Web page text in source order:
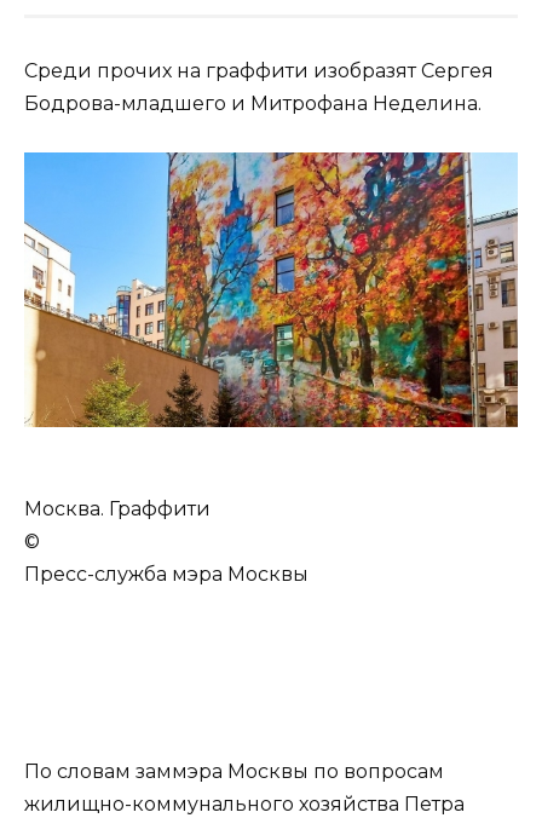
Среди прочих на граффити изобразят Сергея
Бодрова-младшего и Митрофана Неделина.
Москва. Граффити
©
Пресс-служба мэра Москвы
По словам заммэра Москвы по вопросам
жилищно-коммунального хозяйства Петра